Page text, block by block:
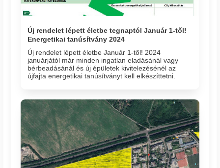
Új rendelet lépett életbe tegnaptól Január 1-től!
Energetikai tanúsítvány 2024
Új rendelet lépett életbe Január 1-től! 2024
januárjától már minden ingatlan eladásánál vagy
bérbeadásánál és új épületek kivitelezésénél az
újfajta energetikai tanúsítványt kell elkészíttetni.